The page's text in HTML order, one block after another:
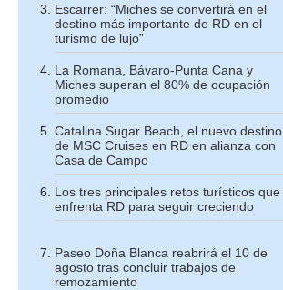
Escarrer: “Miches se convertirá en el
destino más importante de RD en el
turismo de lujo”
La Romana, Bávaro-Punta Cana y
Miches superan el 80% de ocupación
promedio
Catalina Sugar Beach, el nuevo destino
de MSC Cruises en RD en alianza con
Casa de Campo
Los tres principales retos turísticos que
enfrenta RD para seguir creciendo
Paseo Doña Blanca reabrirá el 10 de
agosto tras concluir trabajos de
remozamiento